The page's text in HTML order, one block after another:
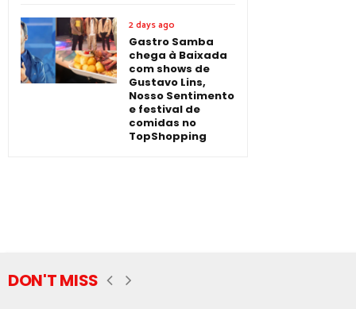
2 days ago
Gastro Samba
chega à Baixada
com shows de
Gustavo Lins,
Nosso Sentimento
e festival de
comidas no
TopShopping
DON'T MISS